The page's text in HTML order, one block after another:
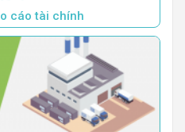
cáo tài chính